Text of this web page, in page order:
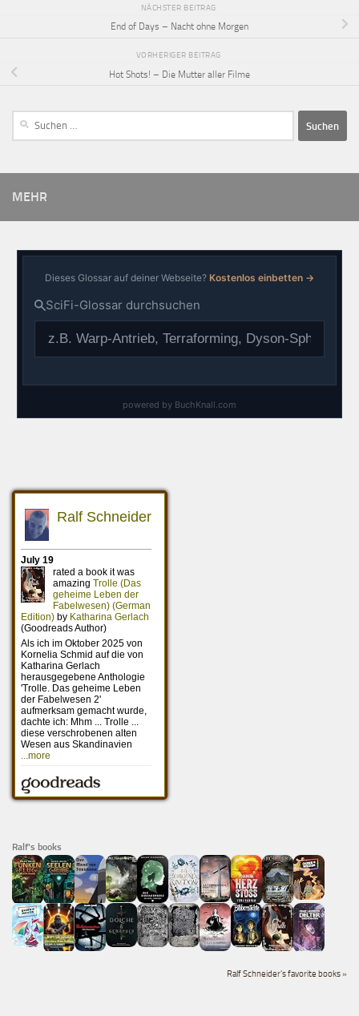
NÄCHSTER BEITRAG
End of Days – Nacht ohne Morgen
VORHERIGER BEITRAG
Hot Shots! – Die Mutter aller Filme
MEHR
Ralf's books
Ralf Schneider's favorite books »